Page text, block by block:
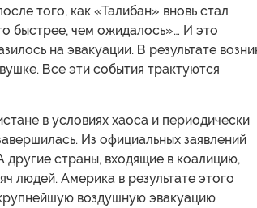
того, как «Талибан» вновь стал
быстрее, чем ожидалось»… И это
на эвакуации. В результате
Все эти события трактуются
в условиях хаоса и периодически
Из официальных заявлений
страны, входящие в коалицию,
людей. Америка в результате этого
воздушную эвакуацию